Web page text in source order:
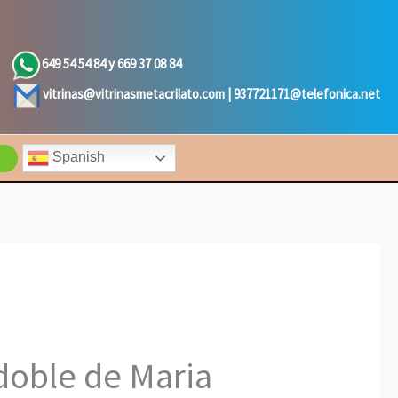
649 54 54 84 y 669 37 08 84
vitrinas@vitrinasmetacrilato.com | 937721171@telefonica.net
Spanish
de Maria